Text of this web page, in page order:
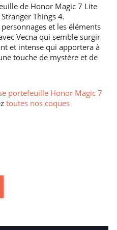
de Honor Magic 7 Lite
Things 4.
et les éléments
Vecna qui semble surgir
et intense qui apportera à
touche de mystère et de
portefeuille Honor Magic 7
toutes nos coques